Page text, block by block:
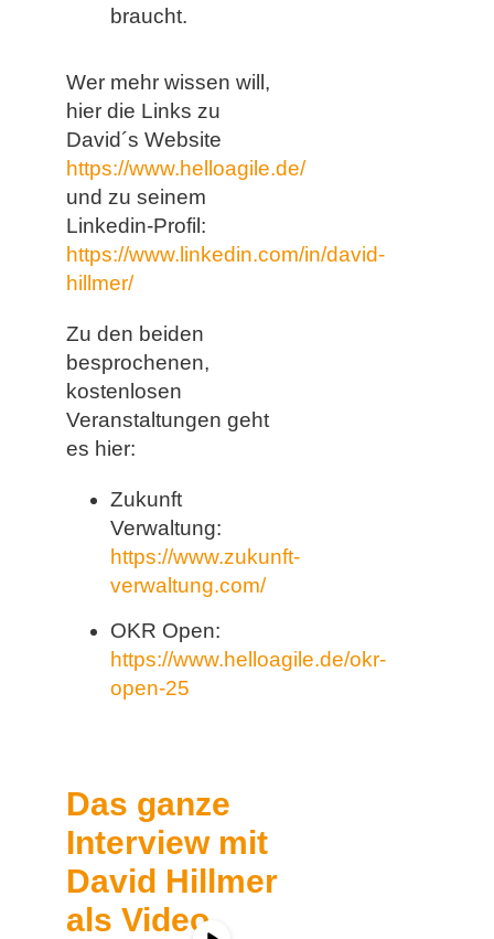
braucht.
Wer mehr wissen will,
hier die Links zu
David´s Website
https://www.helloagile.de/
und zu seinem
Linkedin-Profil:
https://www.linkedin.com/in/david-
hillmer/
Zu den beiden
besprochenen,
kostenlosen
Veranstaltungen geht
es hier:
Zukunft
Verwaltung:
https://www.zukunft-
verwaltung.com/
OKR Open:
https://www.helloagile.de/okr-
open-25
Das ganze
Interview mit
David Hillmer
als Video.